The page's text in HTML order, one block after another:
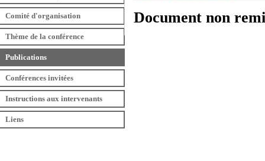
Comité d'organisation
Thème de la conférence
Publications
Conférences invitées
Instructions aux intervenants
Liens
Document non